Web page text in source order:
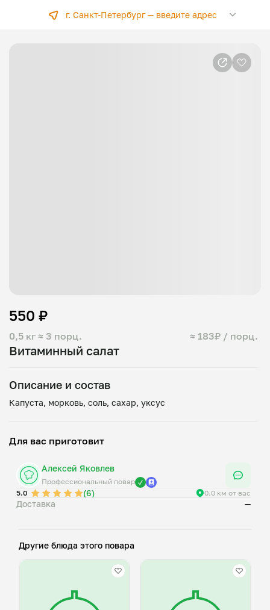
г. Санкт-Петербург —введите адрес
Витаминный салат
0,5 кг ≈ 3 порц. ≈ 183₽ / порц.
550 ₽
Описание и состав
Для вас приготовит
Алексей Яковлев
Профессиональный повар
5.0
(6) 0.0 км от вас
Доставка —
Другие блюда этого повара